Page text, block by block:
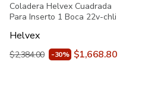
Coladera Helvex Cuadrada
Para Inserto 1 Boca 22v-chli
Helvex
$2,384.00 -30% $1,668.80